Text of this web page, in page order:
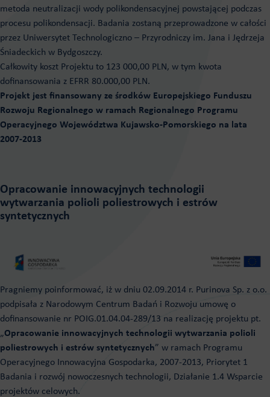
metoda neutralizacji wody polikondensacyjnej powstającej podczas
procesu polikondensacji. Badania zostaną przeprowadzone w całości
przez Uniwersytet Technologiczno – Przyrodniczy im. Jana i Jędrzeja
Śniadeckich w Bydgoszczy.
Całkowity koszt Projektu to 123 000,00 PLN, w tym kwota
dofinansowania z EFRR 80.000,00 PLN.
Projekt jest finansowany ze środków Europejskiego Funduszu
Rozwoju Regionalnego w ramach Regionalnego Programu
Operacyjnego Województwa Kujawsko-Pomorskiego na lata
2007-2013
Opracowanie innowacyjnych technologii
wytwarzania polioli poliestrowych i estrów
syntetycznych
Pragniemy poinformować, iż w dniu 02.09.2014 r. Purinova Sp. z o.o.
podpisała z Narodowym Centrum Badań i Rozwoju umowę o
dofinansowanie nr POIG.01.04.04-289/13 na realizację projektu pt.
„Opracowanie innowacyjnych technologii wytwarzania polioli
poliestrowych i estrów syntetycznych” w ramach Programu
Operacyjnego Innowacyjna Gospodarka, 2007-2013, Priorytet 1
Badania i rozwój nowoczesnych technologii, Działanie 1.4 Wsparcie
projektów celowych.